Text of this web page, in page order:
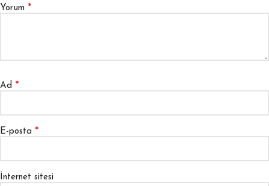
Yorum *
Ad *
E-posta *
İnternet sitesi